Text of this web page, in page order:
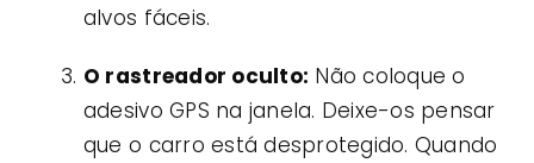
alvos fáceis.
O rastreador oculto: Não coloque o
adesivo GPS na janela. Deixe-os pensar
que o carro está desprotegido. Quando